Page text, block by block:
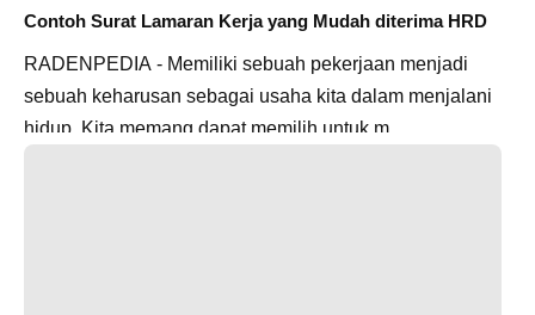
Contoh Surat Lamaran Kerja yang Mudah diterima HRD
RADENPEDIA - Memiliki sebuah pekerjaan menjadi
sebuah keharusan sebagai usaha kita dalam menjalani
hidup. Kita memang dapat memilih untuk m...